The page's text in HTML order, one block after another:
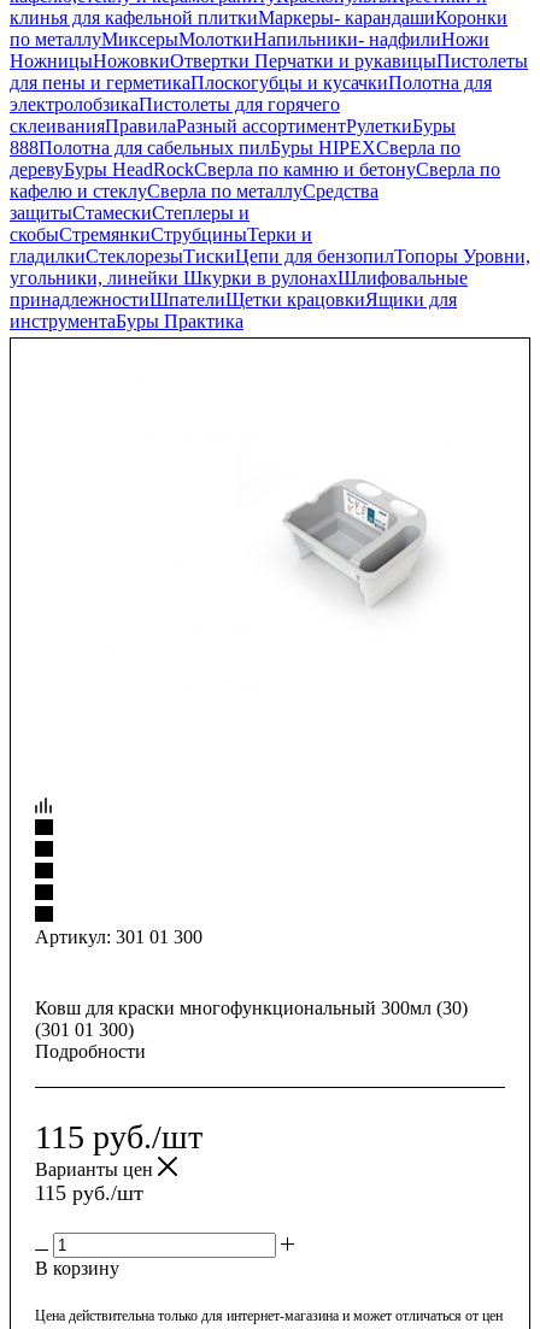
клинья для кафельной плиткиМаркеры- карандашиКоронки
по металлуМиксерыМолоткиНапильники- надфилиНожи
НожницыНожовкиОтвертки Перчатки и рукавицыПистолеты
для пены и герметикаПлоскогубцы и кусачкиПолотна для
электролобзикаПистолеты для горячего
склеиванияПравилаРазный ассортиментРулеткиБуры
888Полотна для сабельных пилБуры HIPEXСверла по
деревуБуры HeadRockСверла по камню и бетонуСверла по
кафелю и стеклуСверла по металлуСредства
защитыСтамескиСтеплеры и
скобыСтремянкиСтрубциныТерки и
гладилкиСтеклорезыТискиЦепи для бензопилТопоры Уровни,
угольники, линейки Шкурки в рулонахШлифовальные
принадлежностиШпателиЩетки крацовкиЯщики для
инструментаБуры Практика
Артикул: 301 01 300
Ковш для краски многофункциональный 300мл (30)
(301 01 300)
Подробности
115 руб./шт
Варианты цен
115 руб./шт
В корзину
Цена действительна только для интернет-магазина и может отличаться от цен